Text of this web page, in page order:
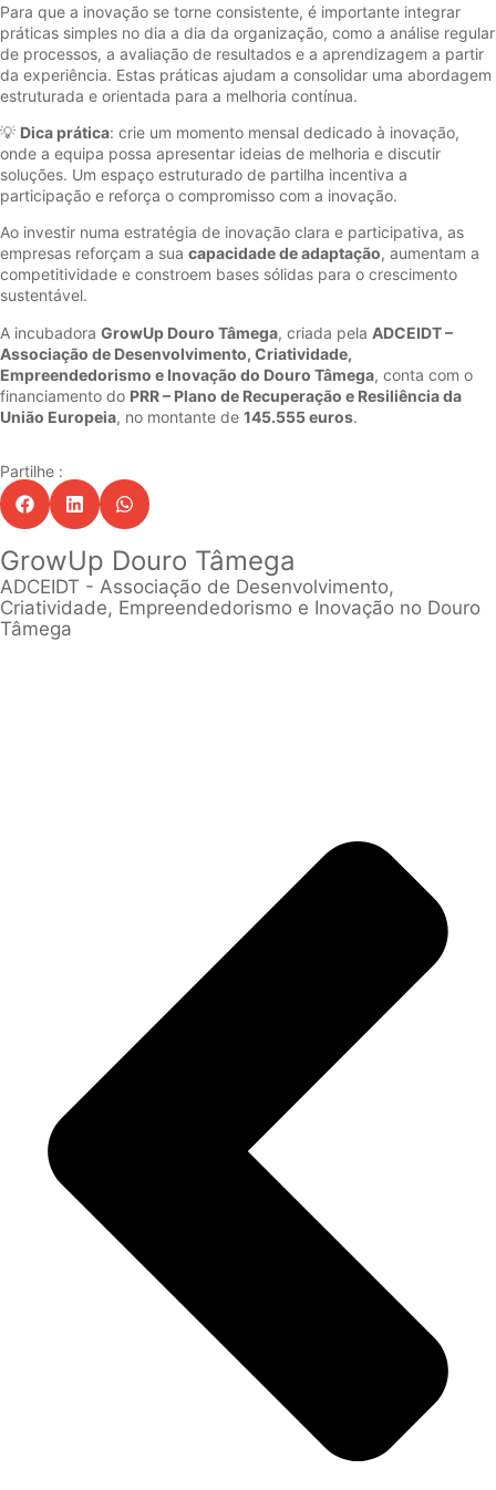
Para que a inovação se torne consistente, é importante integrar
práticas simples no dia a dia da organização, como a análise regular
de processos, a avaliação de resultados e a aprendizagem a partir
da experiência. Estas práticas ajudam a consolidar uma abordagem
estruturada e orientada para a melhoria contínua.
💡 Dica prática: crie um momento mensal dedicado à inovação,
onde a equipa possa apresentar ideias de melhoria e discutir
soluções. Um espaço estruturado de partilha incentiva a
participação e reforça o compromisso com a inovação.
Ao investir numa estratégia de inovação clara e participativa, as
empresas reforçam a sua capacidade de adaptação, aumentam a
competitividade e constroem bases sólidas para o crescimento
sustentável.
A incubadora GrowUp Douro Tâmega, criada pela ADCEIDT –
Associação de Desenvolvimento, Criatividade,
Empreendedorismo e Inovação do Douro Tâmega, conta com o
financiamento do PRR – Plano de Recuperação e Resiliência da
União Europeia, no montante de 145.555 euros.
Partilhe :
GrowUp Douro Tâmega
ADCEIDT - Associação de Desenvolvimento,
Criatividade, Empreendedorismo e Inovação no Douro
Tâmega